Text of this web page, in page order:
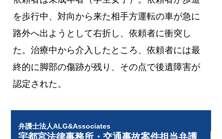
を歩行中、対向から来た相手方運転の車が急に
路外へ出ようとして右折し、依頼者に衝突し
た。治療中から介入したところ、依頼者には最
終的に脚部の傷跡が残り、その点で後遺障害が
認定された。
弁護士法人ALG&Associates
宇都宮法律事務所・交通事故案件担当弁護